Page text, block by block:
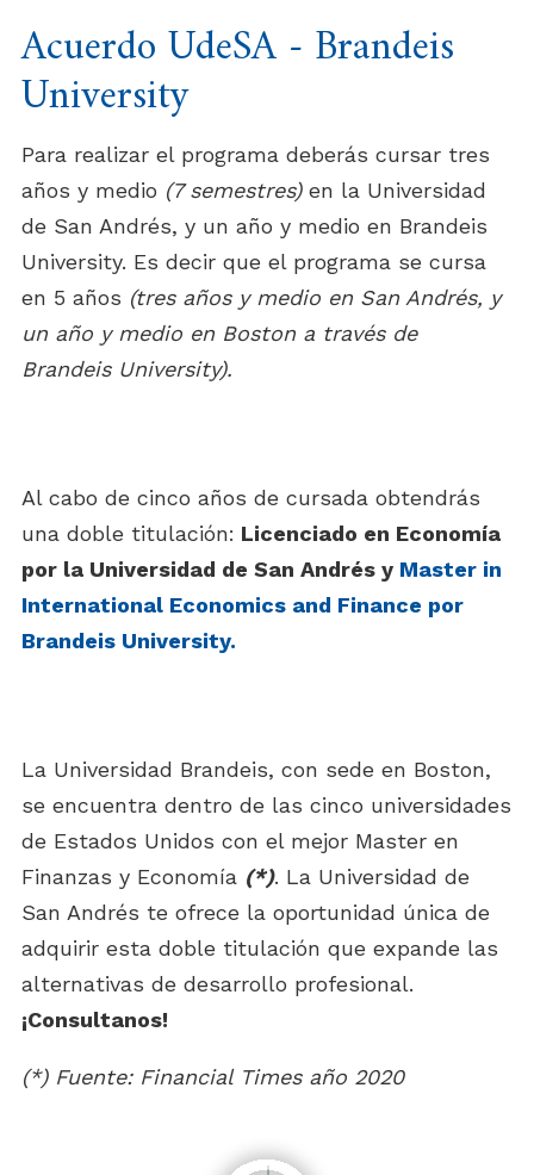
Acuerdo UdeSA - Brandeis
University
Para realizar el programa deberás cursar tres
años y medio (7 semestres) en la Universidad
de San Andrés, y un año y medio en Brandeis
University. Es decir que el programa se cursa
en 5 años (tres años y medio en San Andrés, y
un año y medio en Boston a través de
Brandeis University).
Al cabo de cinco años de cursada obtendrás
una doble titulación: Licenciado en Economía
por la Universidad de San Andrés y Master in
International Economics and Finance por
Brandeis University.
La Universidad Brandeis, con sede en Boston,
se encuentra dentro de las cinco universidades
de Estados Unidos con el mejor Master en
Finanzas y Economía (*). La Universidad de
San Andrés te ofrece la oportunidad única de
adquirir esta doble titulación que expande las
alternativas de desarrollo profesional.
¡Consultanos!
(*) Fuente: Financial Times año 2020